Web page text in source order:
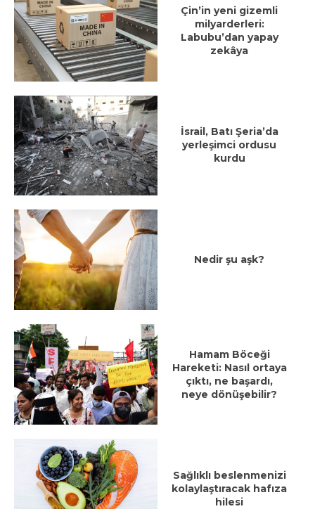
Çin’in yeni gizemli
milyarderleri:
Labubu’dan yapay
zekâya
İsrail, Batı Şeria’da
yerleşimci ordusu
kurdu
Nedir şu aşk?
Hamam Böceği
Hareketi: Nasıl ortaya
çıktı, ne başardı,
neye dönüşebilir?
Sağlıklı beslenmenizi
kolaylaştıracak hafıza
hilesi